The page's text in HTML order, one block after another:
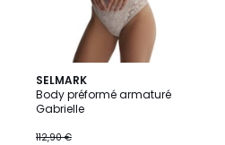
SELMARK
Body préformé armaturé
Gabrielle
112,90 €
4
Couleurs